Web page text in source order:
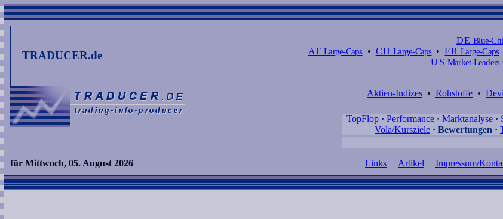
TRADUCER.de
DE Blue-
AT Large-Caps• CH Large-Caps•FR Large-Caps
US Market-Leaders
Aktien-Indizes • Rohstoffe •
TopFlop · Performance · Marktanalyse ·
Vola/Kursziele · Bewertungen ·
für Mittwoch, 05. August 2026 Links | Artikel | Impressum/